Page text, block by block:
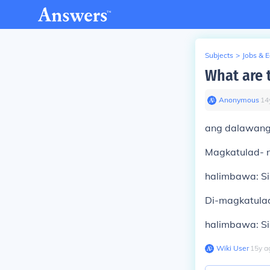
Subjects > Jobs &
What are
Anonymous∙ 14
ang
Magkatulad-
halimbawa:
Di-
halimbawa:
Wiki User∙15y